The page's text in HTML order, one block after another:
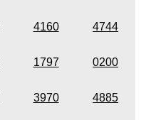
4160 4744
1797 0200
3970 4885